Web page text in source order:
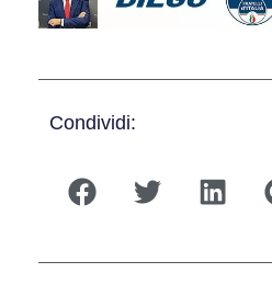
Condividi: